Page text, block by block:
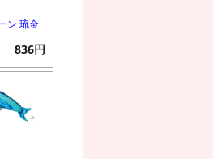
ン 琉金
836円